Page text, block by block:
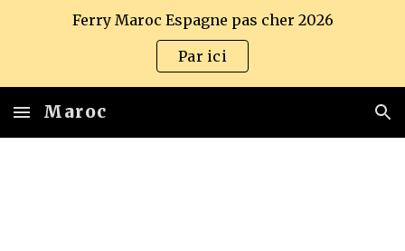
Skip to main content
Ferry Maroc Espagne pas cher 2026
Par ici
Maroc